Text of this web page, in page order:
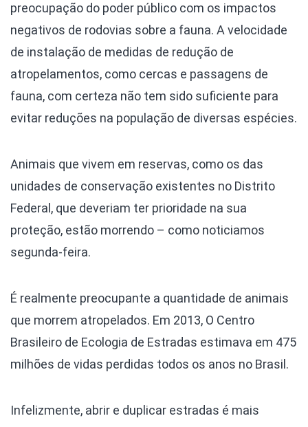
preocupação do poder público com os impactos
negativos de rodovias sobre a fauna. A velocidade
de instalação de medidas de redução de
atropelamentos, como cercas e passagens de
fauna, com certeza não tem sido suficiente para
evitar reduções na população de diversas espécies.
Animais que vivem em reservas, como os das
unidades de conservação existentes no Distrito
Federal, que deveriam ter prioridade na sua
proteção, estão morrendo – como noticiamos
segunda-feira.
É realmente preocupante a quantidade de animais
que morrem atropelados. Em 2013, O Centro
Brasileiro de Ecologia de Estradas estimava em 475
milhões de vidas perdidas todos os anos no Brasil.
Infelizmente, abrir e duplicar estradas é mais